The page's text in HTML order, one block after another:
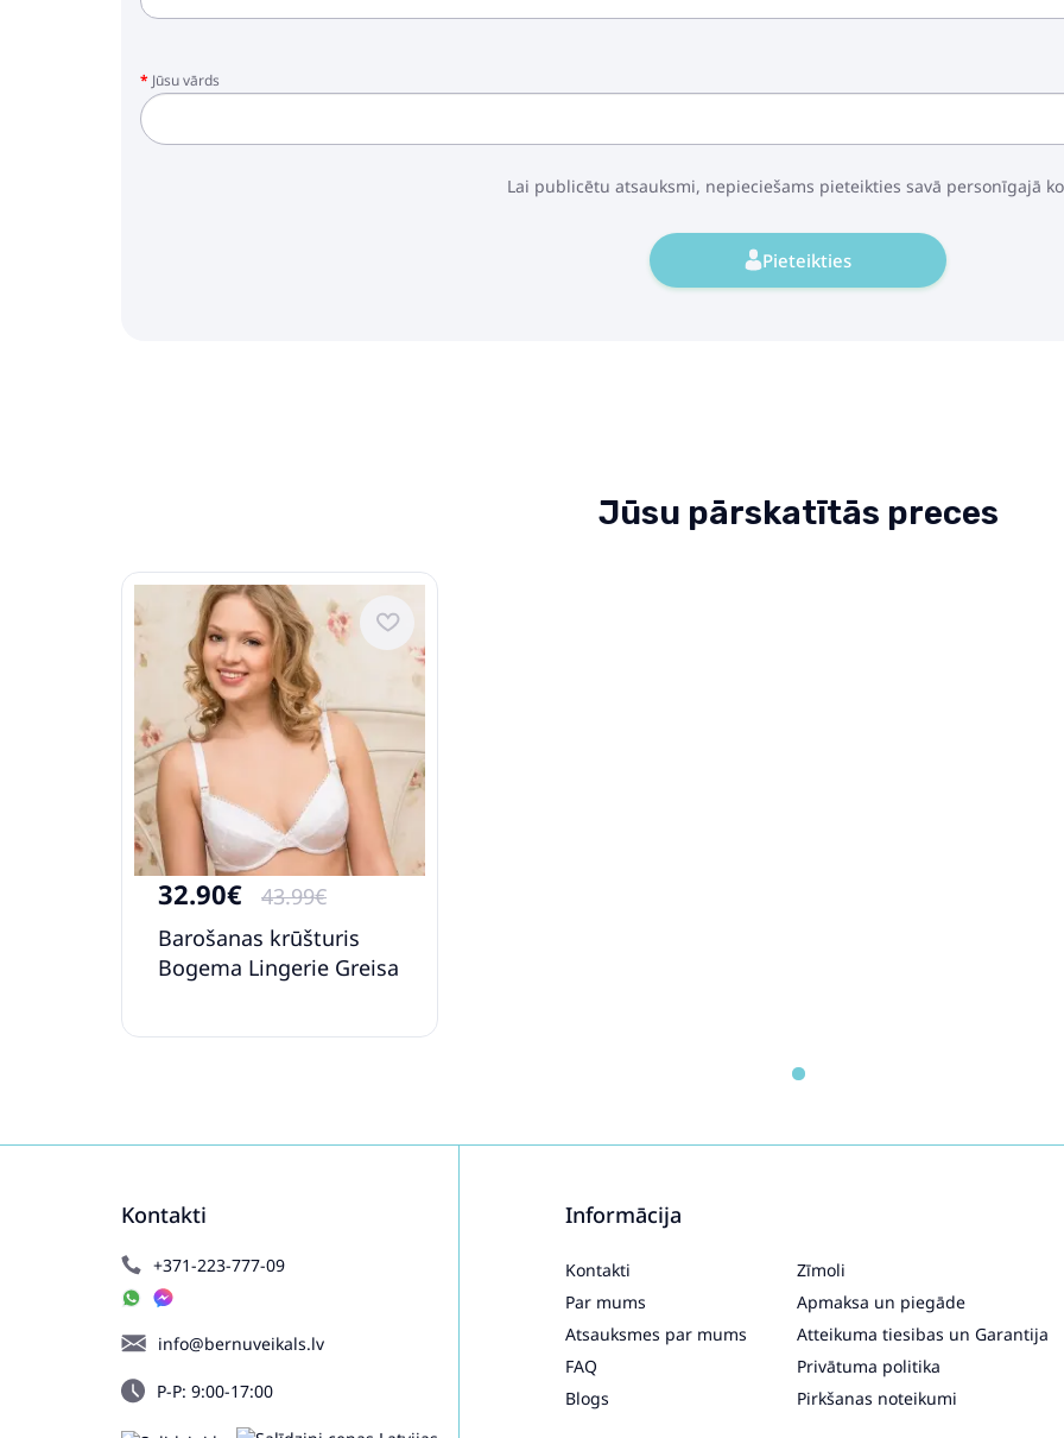
Jūsu vārds
Lai publicētu atsauksmi, nepieciešams pieteikties savā personīgajā
Pieteikties
Jūsu pārskatītās preces
32.90€
43.99€
Barošanas krūšturis
Bogema Lingerie Greisa
Kontakti
+371-223-777-09
info@bernuveikals.lv
P-P: 9:00-17:00
Informācija
Kontakti
Par mums
Atsauksmes par mums
FAQ
Blogs
Zīmoli
Apmaksa un piegāde
Atteikuma tiesibas un Garantija
Privātuma politika
Pirkšanas noteikumi